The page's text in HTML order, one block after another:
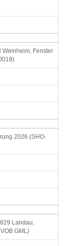
Weinheim, Fenster
2026 (SHO-
Landau,
GML)